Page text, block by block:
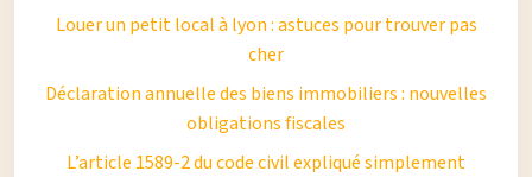
Louer un petit local à lyon : astuces pour trouver pas
cher
Déclaration annuelle des biens immobiliers : nouvelles
obligations fiscales
L’article 1589-2 du code civil expliqué simplement